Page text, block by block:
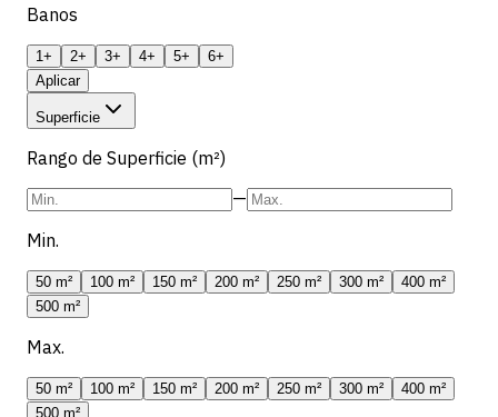
Banos
1+ 2+ 3+ 4+ 5+
6+
Aplicar
Superficie
Rango de Superficie (m²)
—
Min.
50 m² 100 m² 150 m² 200 m² 250 m² 300 m²
400 m²
500 m²
Max.
50 m² 100 m² 150 m² 200 m² 250 m² 300 m²
400 m²
500 m²